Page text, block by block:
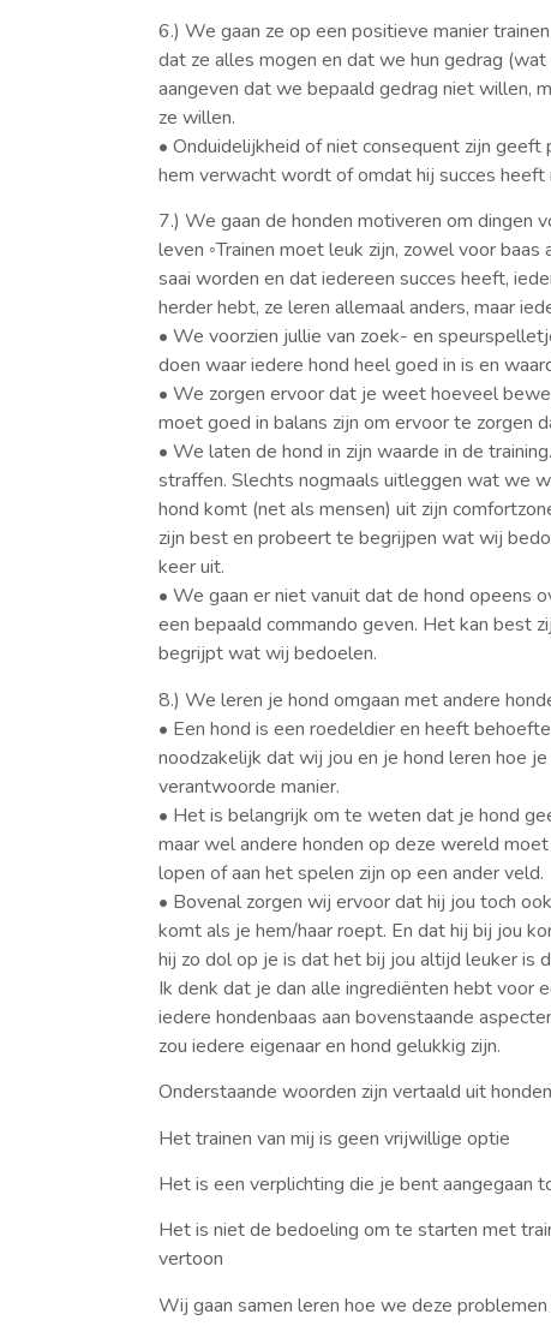
6.) We gaan ze op een positieve manier
dat ze alles mogen en dat we hun gedrag
aangeven dat we bepaald gedrag niet willen,
ze willen.
• Onduidelijkheid of niet consequent zijn
hem verwacht wordt of omdat hij succes heeft
7.) We gaan de honden motiveren om dingen
leven ◦Trainen moet leuk zijn, zowel voor
saai worden en dat iedereen succes heeft,
herder hebt, ze leren allemaal anders, maar
• We voorzien jullie van zoek- en
doen waar iedere hond heel goed in is en
• We zorgen ervoor dat je weet hoeveel
moet goed in balans zijn om ervoor te zorgen
• We laten de hond in zijn waarde in de
straffen. Slechts nogmaals uitleggen wat we
hond komt (net als mensen) uit zijn
zijn best en probeert te begrijpen wat wij
keer uit.
• We gaan er niet vanuit dat de hond opeens
een bepaald commando geven. Het kan best
begrijpt wat wij bedoelen.
8.) We leren je hond omgaan met andere
• Een hond is een roedeldier en heeft
noodzakelijk dat wij jou en je hond leren hoe
verantwoorde manier.
• Het is belangrijk om te weten dat je hond
maar wel andere honden op deze wereld
lopen of aan het spelen zijn op een ander veld.
• Bovenal zorgen wij ervoor dat hij jou toch
komt als je hem/haar roept. En dat hij bij jou
hij zo dol op je is dat het bij jou altijd leuker is
Ik denk dat je dan alle ingrediënten hebt voor
iedere hondenbaas aan bovenstaande
zou iedere eigenaar en hond gelukkig zijn.
Onderstaande woorden zijn vertaald uit
Het trainen van mij is geen vrijwillige optie
Het is een verplichting die je bent aangegaan
Het is niet de bedoeling om te starten met
vertoon
Wij gaan samen leren hoe we deze